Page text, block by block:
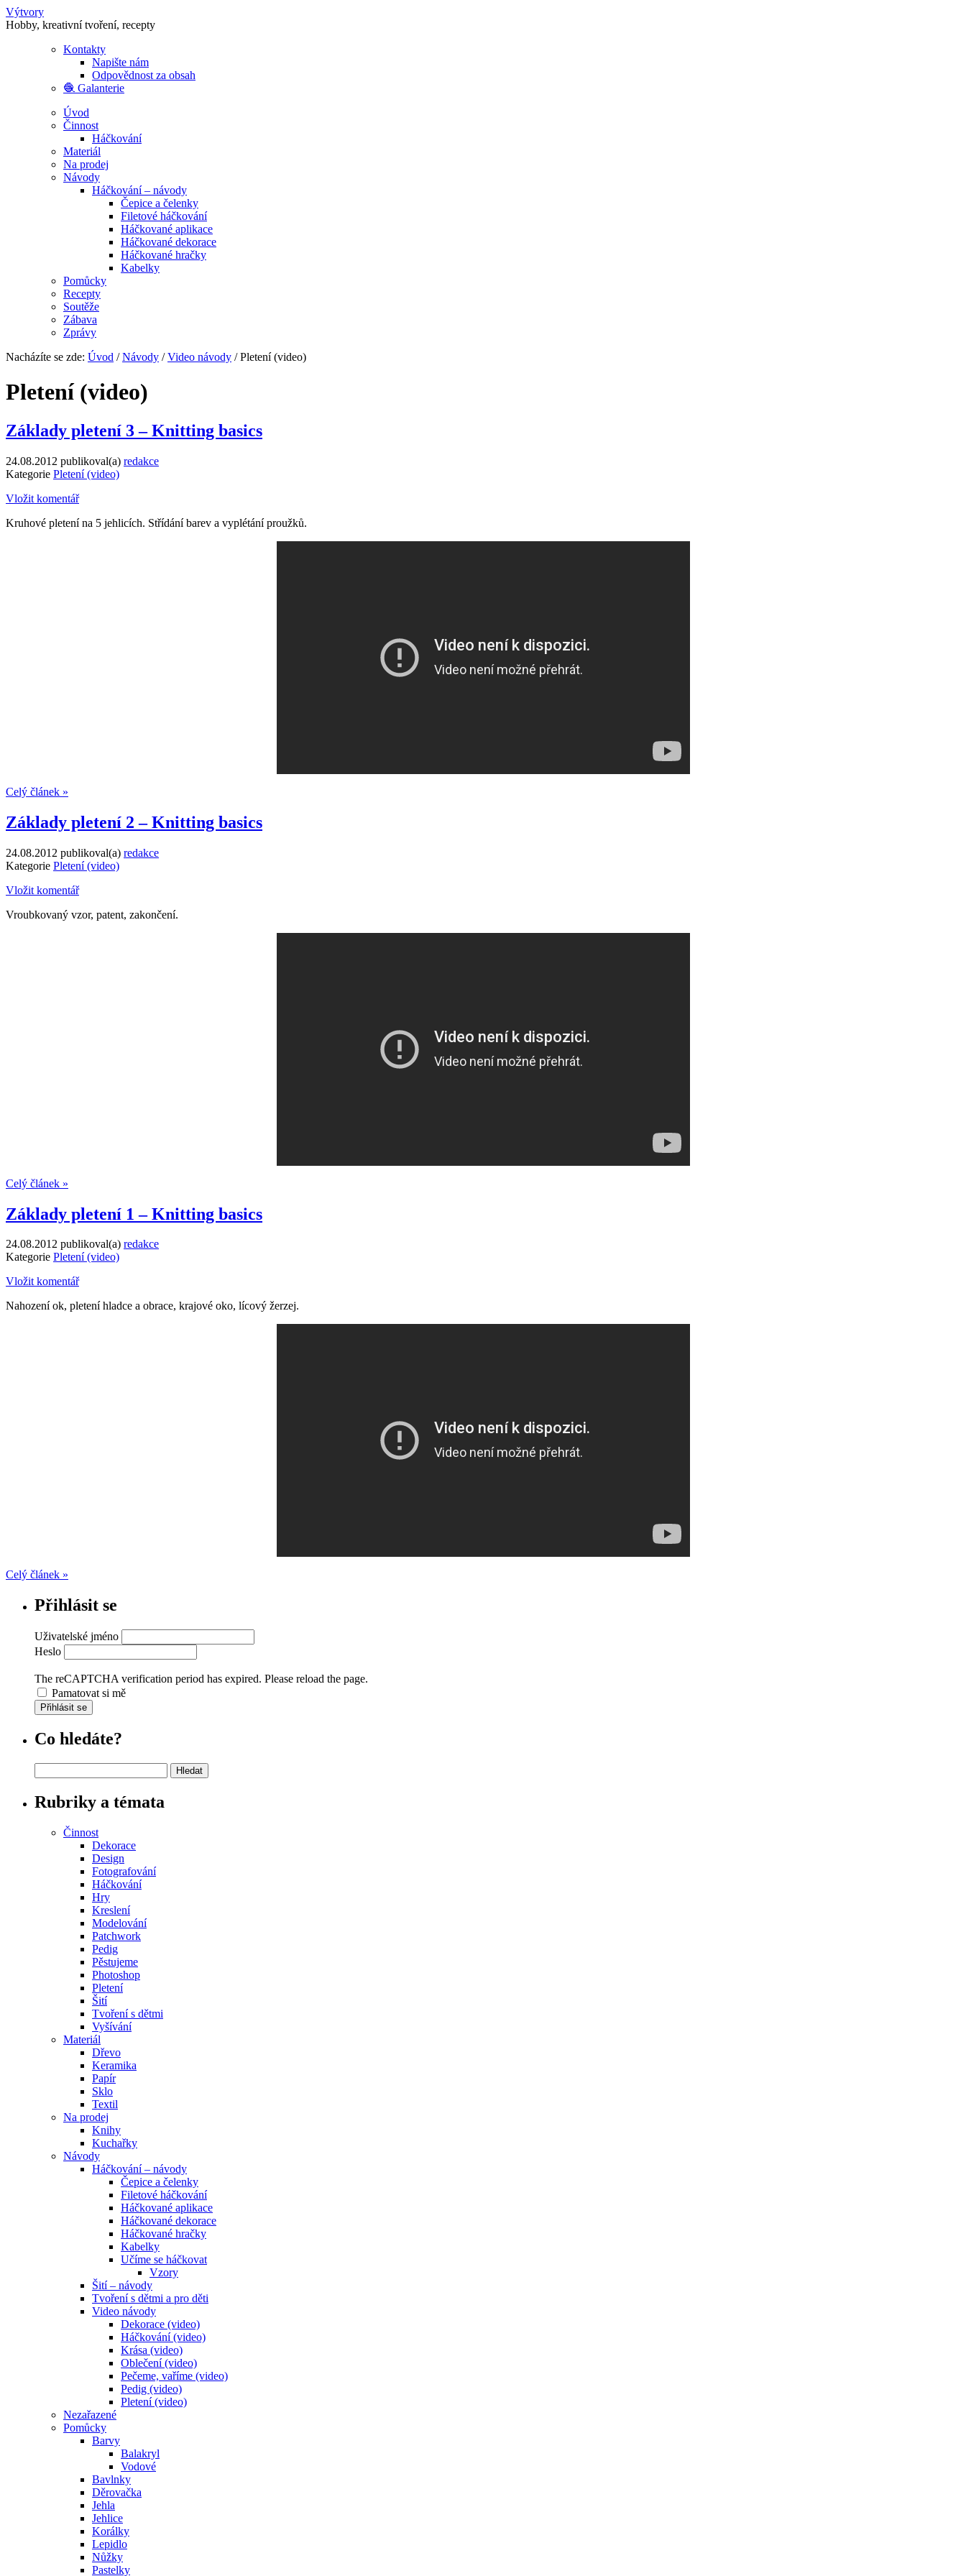
Výtvory
Hobby, kreativní tvoření, recepty
Kontakty
Napište nám
Odpovědnost za obsah
🧶 Galanterie
Úvod
Činnost
Háčkování
Materiál
Na prodej
Návody
Háčkování – návody
Čepice a čelenky
Filetové háčkování
Háčkované aplikace
Háčkované dekorace
Háčkované hračky
Kabelky
Pomůcky
Recepty
Soutěže
Zábava
Zprávy
Nacházíte se zde: Úvod /Návody /Video návody / Pletení (video)
Pletení (video)
Základy pletení 3 – Knitting basics
24.08.2012 publikoval(a) redakce
Kategorie Pletení (video)
Vložit komentář
Kruhové pletení na 5 jehlicích. Střídání barev a vyplétání proužků.
Celý článek »
Základy pletení 2 – Knitting basics
24.08.2012 publikoval(a) redakce
Kategorie Pletení (video)
Vložit komentář
Vroubkovaný vzor, patent, zakončení.
Celý článek »
Základy pletení 1 – Knitting basics
24.08.2012 publikoval(a) redakce
Kategorie Pletení (video)
Vložit komentář
Nahození ok, pletení hladce a obrace, krajové oko, lícový žerzej.
Celý článek »
Přihlásit se
Uživatelské jméno
Heslo
The reCAPTCHA verification period has expired. Please reload the page.
Pamatovat si mě
Přihlásit se
Co hledáte?
Rubriky a témata
Činnost
Dekorace
Design
Fotografování
Háčkování
Hry
Kreslení
Modelování
Patchwork
Pedig
Pěstujeme
Photoshop
Pletení
Šití
Tvoření s dětmi
Vyšívání
Materiál
Dřevo
Keramika
Papír
Sklo
Textil
Na prodej
Knihy
Kuchařky
Návody
Háčkování – návody
Čepice a čelenky
Filetové háčkování
Háčkované aplikace
Háčkované dekorace
Háčkované hračky
Kabelky
Učíme se háčkovat
Vzory
Šití – návody
Tvoření s dětmi a pro děti
Video návody
Dekorace (video)
Háčkování (video)
Krása (video)
Oblečení (video)
Pečeme, vaříme (video)
Pedig (video)
Pletení (video)
Nezařazené
Pomůcky
Barvy
Balakryl
Vodové
Bavlnky
Děrovačka
Jehla
Jehlice
Korálky
Lepidlo
Nůžky
Pastelky